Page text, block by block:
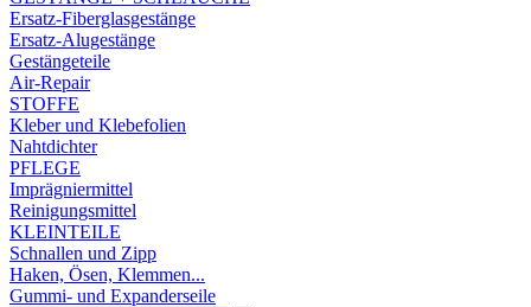
Ersatz-Fiberglasgestänge
Ersatz-Alugestänge
Gestängeteile
Air-Repair
STOFFE
Kleber und Klebefolien
Nahtdichter
PFLEGE
Imprägniermittel
Reinigungsmittel
KLEINTEILE
Schnallen und Zipp
Haken, Ösen, Klemmen...
Gummi- und Expanderseile